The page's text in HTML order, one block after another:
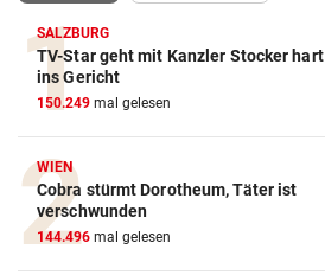
SALZBURG
TV-Star geht mit Kanzler Stocker hart
ins Gericht
150.249 mal gelesen
WIEN
Cobra stürmt Dorotheum, Täter ist
verschwunden
144.496 mal gelesen